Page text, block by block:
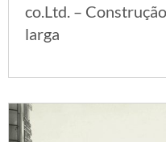
co.Ltd. –
larga